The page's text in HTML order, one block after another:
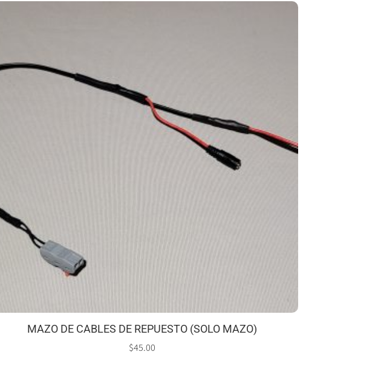
MAZO DE CABLES DE REPUESTO (SOLO MAZO)
$45.00